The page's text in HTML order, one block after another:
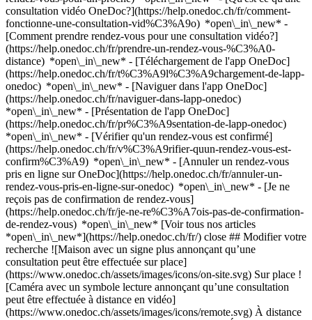
consultation vidéo OneDoc?](https://help.onedoc.ch/fr/comment-
fonctionne-une-consultation-vid%C3%A9o) *open\_in\_new* -
[Comment prendre rendez-vous pour une consultation vidéo?]
(https://help.onedoc.ch/fr/prendre-un-rendez-vous-%C3%A0-
distance) *open\_in\_new* - [Téléchargement de l'app OneDoc]
(https://help.onedoc.ch/fr/t%C3%A9l%C3%A9chargement-de-lapp-
onedoc) *open\_in\_new* - [Naviguer dans l'app OneDoc]
(https://help.onedoc.ch/fr/naviguer-dans-lapp-onedoc)
*open\_in\_new* - [Présentation de l'app OneDoc]
(https://help.onedoc.ch/fr/pr%C3%A9sentation-de-lapp-onedoc)
*open\_in\_new* - [Vérifier qu'un rendez-vous est confirmé](https://help.onedoc.ch/fr/v%C3%A9rifier-quun-rendez-vous-est-confirm%C3%A9) *open\_in\_new* - [Annuler un rendez-vous pris en ligne sur OneDoc](https://help.onedoc.ch/fr/annuler-un-rendez-vous-pris-en-ligne-sur-onedoc) *open\_in\_new* - [Je ne reçois pas de confirmation de rendez-vous](https://help.onedoc.ch/fr/je-ne-re%C3%A7ois-pas-de-confirmation-de-rendez-vous) *open\_in\_new* [Voir tous nos articles *open\_in\_new*](https://help.onedoc.ch/fr/) close ## Modifier votre recherche ![Maison avec un signe plus annonçant qu’une consultation peut être effectuée sur place](https://www.onedoc.ch/assets/images/icons/on-site.svg) Sur place ![Caméra avec un symbole lecture annonçant qu’une consultation peut être effectuée à distance en vidéo](https://www.onedoc.ch/assets/images/icons/remote.svg) À distance Rechercher #### Spécialités #### Praticiens #### Établissements edit Coach / coach en psychologie à Nyon tune Filtrer par Nouveaux patients*keyboard\_arrow\_down* - Acceptés*check\_circle* Langue parlée*keyboard\_arrow\_down* - Allemand*check\_circle* - Anglais*check\_circle* - Espagnol*check\_circle* - Finnois*check\_circle* - Français*check\_circle* - Grec*check\_circle* - Italien*check\_circle* - Persan*check\_circle* - Polonais*check\_circle* - Portugais*check\_circle* - Romanche*check\_circle* - Roumain*check\_circle* - Russe*check\_circle* Sexe*keyboard\_arrow\_down* - Femme*check\_circle* - Homme*check\_circle* Réseau*keyboard\_arrow\_down* - ASCA*check\_circle* - RME*check\_circle* Disponibilité*keyboard\_arrow\_down* - Disponible aujourdhui*check\_circle* - Dans les 3 prochains jours*check\_circle* - Dans les 7 prochains jours*check\_circle* - Dans les 14 prochains jours*check\_circle* # Coach / coach en psychologie à Nyon: prenez rendez-vous en ligne aujourd'hui ## 1 résultat à Nyon [![Mme Thaïs Madec, thérapeute de couple à Nyon](https://assets.onedoc.ch/images/users/4c3694e3f5faec9bb03e012133ed7945bec375ddc6947c5190c2992765ccbe84-small.jpg "Mme Thaïs Madec, thérapeute de couple à Nyon")](https://www.onedoc.ch/fr/therapeute-de-couple/nyon/pcxmr/thais-madec) ### [Mme Thaïs Madec](https://www.onedoc.ch/fr/therapeute-de-couple/nyon/pcxmr/thais-madec) ![Badge indiquant un profil vérifié](https://www.onedoc.ch/assets/images/icons/checkmark.svg) [Thérapeute de couple](https://www.onedoc.ch/fr/therapeute-de-couple/nyon), Coach / coach en psychologie Cabinet Thaïs Madec - Nyon Route de Divonne 44 1260 Nyon ![Mme Thaïs Madec est affiliée au réseau ASCA](https://assets.onedoc.ch/images/networks/logos/496d325fd4282f2f0a46197dd629fd16fcd2d324839e441a2a65aaa74df08a15-small.png)![Mme Thaïs Madec est affiliée au réseau RME](https://assets.onedoc.ch/images/networks/logos/a202aabd14cdddb5ff03205af2481fb805645ff903773c55a6c572d22f23762e-small.png) ![Icône caméra avec un symbole lecture annonçant que le professionnel de santé propose des consultations vidéo](https://www.onedoc.ch/assets/images/icons/video-consultations.svg)Consultations vidéo disponibles ![Icône patient avec un signe plus annonçant que le professionnel accepte de nouveaux patients](https://www.onedoc.ch/assets/images/icons/new-patients.svg)Accepte les nouveaux patients [Réserver un RDV](https://www.onedoc.ch/fr/therapeute-de-couple/nyon/pcxmr/thais-madec) Expertises:[Accompagnement psychologique en cas de douleurs chroniques](https://www.onedoc.ch/fr/accompagnement-psychologique-en-cas-de-douleurs-chroniques/nyon), [Thérapie familiale](https://www.onedoc.ch/fr/therapie-familiale/nyon), [Conseil conjugal et familial](https://www.onedoc.ch/fr/conseil-conjugal-et-familial/nyon), [Thérapie de couple](https://www.onedoc.ch/fr/therapie-de-couple/nyon), [Trouble de la libido | Trouble du désir sexuel hypoactif (HSDD)](https://www.onedoc.ch/fr/trouble-de-la-libido-trouble-du-desir-sexuel-hypoactif-hsdd/nyon), [Suivi de grossesse](https://www.onedoc.ch/fr/suivi-de-grossesse/nyon), [Préparation à la naissance et à la parentalité](https://www.onedoc.ch/fr/preparation-a-la-naissance-et-a-la-parentalite/nyon), [Accompagnement psychologique dépression post-partum](https://www.onedoc.ch/fr/accompagnement-psychologique-depression-post-partum/nyon), [Ménopause](https://www.onedoc.ch/fr/menopause/nyon), [Accompagnement psychologique pour les traumatismes de l'enfance](https://www.onedoc.ch/fr/accompagnement-psychologique-pour-les-traumatismes-de-l-enfance/nyon), [Burn out](https://www.onedoc.ch/fr/burn-out/nyon), [Accompagnement psychologique pour la dépression](https://www.onedoc.ch/fr/accompagnement-psychologique-pour-la-depression/nyon), [Accompagnement psychologique pour gestion du stress](https://www.onedoc.ch/fr/accompagnement-psychologique-pour-gestion-du-stress/nyon), [Troubles anxieux](https://www.onedoc.ch/fr/troubles-anxieux/nyon), [Accompagnement psychologique pour trouble de l'humeur](https://www.onedoc.ch/fr/accompagnement-psychologique-pour-trouble-de-l-humeur/nyon), [Addiction](https://www.onedoc.ch/fr/addiction/nyon), [Troubles du sommeil](https://www.onedoc.ch/fr/troubles-du-sommeil/nyon), [Troubles du comportement alimentaire](https://www.onedoc.ch/fr/troubles-du-comportement-alimentaire/nyon), [Accompagnement au développement personnel](https://www.onedoc.ch/fr/accompagnement-au-developpement-personnel/nyon), [Accompagnement au développement professionnel](https://www.onedoc.ch/fr/accompagnement-au-developpement-professionnel/nyon)Voir plus *chevron\_left* lun. 03 août *chevron\_right* Voir plus de rendez-vous *error\_outline* Une erreur s'est produite lors du chargement des disponibilités [Réessayer](https://www.onedoc.ch) Expertises:[Accompagnement psychologique en cas de douleurs chroniques](https://www.onedoc.ch/fr/accompagnement-psychologique-en-cas-de-douleurs-chroniques/nyon), [Thérapie familiale](https://www.onedoc.ch/fr/therapie-familiale/nyon), [Conseil conjugal et familial](https://www.onedoc.ch/fr/conseil-conjugal-et-familial/nyon), [Thérapie de couple](https://www.onedoc.ch/fr/therapie-de-couple/nyon), [Trouble de la libido | Trouble du désir sexuel hypoactif (HSDD)](https://www.onedoc.ch/fr/trouble-de-la-libido-trouble-du-desir-sexuel-hypoactif-hsdd/nyon), [Suivi de grossesse](https://www.onedoc.ch/fr/suivi-de-grossesse/nyon), [Préparation à la naissance et à la parentalité](https://www.onedoc.ch/fr/preparation-a-la-naissance-et-a-la-parentalite/nyon), [Accompagnement psychologique dépression post-partum](https://www.onedoc.ch/fr/accompagnement-psychologique-depression-post-partum/nyon), [Ménopause](https://www.onedoc.ch/fr/menopause/nyon), [Accompagnement psychologique pour les traumatismes de l'enfance](https://www.onedoc.ch/fr/accompagnement-psychologique-pour-les-traumatismes-de-l-enfance/nyon), [Burn out](https://www.onedoc.ch/fr/burn-out/nyon), [Accompagnement psychologique pour la dépression](https://www.onedoc.ch/fr/accompagnement-psychologique-pour-la-depression/nyon), [Accompagnement psychologique pour gestion du stress](https://www.onedoc.ch/fr/accompagnement-psychologique-pour-gestion-du-stress/nyon), [Troubles anxieux](https://www.onedoc.ch/fr/troubles-anxieux/nyon), [Accompagnement psychologique pour trouble de l'humeur](https://www.onedoc.ch/fr/accompagnement-psychologique-pour-trouble-de-l-humeur/nyon), [Addiction](https://www.onedoc.ch/fr/addiction/nyon), [Troubles du sommeil](https://www.onedoc.ch/fr/troubles-du-sommeil/nyon), [Troubles du comportement alimentaire](https://www.onedoc.ch/fr/troubles-du-comportement-alimentaire/nyon), [Accompagnement au développement personnel](https://www.onedoc.ch/fr/accompagnement-au-developpement-personnel/nyon), [Accompagnement au développement professionnel](https://www.onedoc.ch/fr/accompagnement-au-developpement-professionnel/nyon)Voir plus ## __Coachs / coachs en psychologie__: d'autres spécialistes sont réservables en ligne dans les environs de __Nyon__ [![Mme Dina Pataki, coach / coach en psychologie à Gland](https://assets.onedoc.ch/images/users/908f1ce57fde3783b98cf076cc17810cb551105c0552c67f00d8c1e6afaf364e-small.png "Mme Dina Pataki, coach / coach en psychologie à Gland")](https://www.onedoc.ch/fr/coach-coach-en-psychologie/gland/pcvno/dina-pataki) ### [Mme Dina Pataki](https://www.onedoc.ch/fr/coach-coach-en-psychologie/gland/pcvno/dina-pataki) ![Badge indiquant un profil vérifié](https://www.onedoc.ch/assets/images/icons/checkmark.svg) [Coach / coach en psychologie](https://www.onedoc.ch/fr/coach-coach-en-psychologie/gland) [Centre Gaïa - Santé Intégrale](https://www.onedoc.ch/fr/cabinet-de-groupe/gland/ebb9b/centre-gaia-sante-integrale) Route des Avouillons 6 1196 Gland ![Mme Dina Pataki est affiliée au réseau ASCA](https://assets.onedoc.ch/images/networks/logos/496d325fd4282f2f0a46197dd629fd16fcd2d324839e441a2a65aaa74df08a15-small.png) ![Icône patient avec un signe plus annonçant que le professionnel accepte de nouveaux patients](https://www.onedoc.ch/assets/images/icons/new-patients.svg)Accepte les nouveaux patients [Réserver un RDV](https://www.onedoc.ch/fr/coach-coach-en-psychologie/gland/pcvno/dina-pataki) *chevron\_left* lun. 03 août *chevron\_right* Voir plus de rendez-vous *error\_outline* Une erreur s'est produite lors du chargement des disponibilités [Réessayer](https://www.onedoc.ch) [![Dr. Catherine Bassal, psychologue à Vich](https://assets.onedoc.ch/images/users/3a0df948e85b1f7b4aa85069c5f17079dd0957a444a08cc07603c1135a8209d8-small.jpg "Dr. Catherine Bassal, psychologue à Vich")](https://www.onedoc.ch/fr/psychologue/vich/pcu1y/dr-catherine-bassal) ### [Dr. Catherine Bassal](https://www.onedoc.ch/fr/psychologue/vich/pcu1y/dr-catherine-bassal) ![Badge indiquant un profil vérifié](https://www.onedoc.ch/assets/images/icons/checkmark.svg) [Psychologue](https://www.onedoc.ch/fr/psychologue/vich), [Coach / coach en psychologie](https://www.onedoc.ch/fr/coach-coach-en-psychologie/vich) Cabinet de Catherine Bassal Route de l'Etraz 8 1267 Vich ![Ic